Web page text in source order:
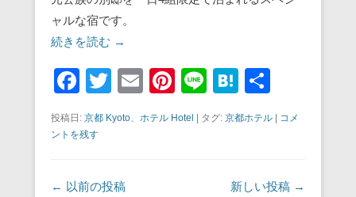
ャルな宿です。
続きを読む →
F
a
c
b
T
tt
E
ail
Pi
er
Li
e
H
e
a
投稿日: 京都 Kyoto、 ホテル Hotel タグ: 京都ホテル
コメ
ントを残す
投稿ナビゲーション
← 以前の投稿 新しい投稿 →